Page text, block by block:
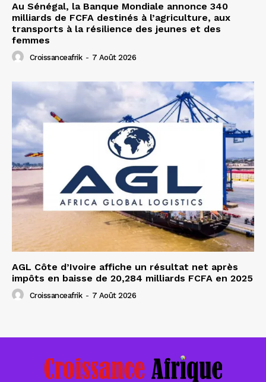
Au Sénégal, la Banque Mondiale annonce 340
milliards de FCFA destinés à l’agriculture, aux
transports à la résilience des jeunes et des
femmes
Croissanceafrik - 7 Août 2026
AGL Côte d’Ivoire affiche un résultat net après
impôts en baisse de 20,284 milliards FCFA en 2025
Croissanceafrik - 7 Août 2026